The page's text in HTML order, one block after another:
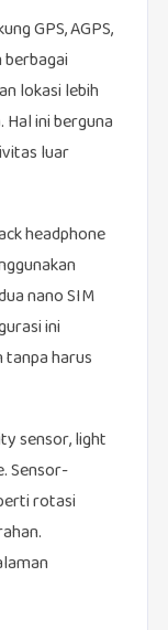
GPS, AGPS,
berbagai
lokasi lebih
ini berguna
luar
headphone
nano SIM
ini
tanpa harus
sensor, light
Sensor-
rotasi